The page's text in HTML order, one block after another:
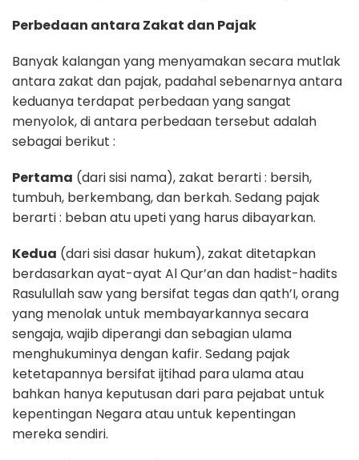
Perbedaan antara Zakat dan Pajak
Banyak kalangan yang menyamakan secara mutlak
antara zakat dan pajak, padahal sebenarnya antara
keduanya terdapat perbedaan yang sangat
menyolok, di antara perbedaan tersebut adalah
sebagai berikut :
Pertama (dari sisi nama), zakat berarti : bersih,
tumbuh, berkembang, dan berkah. Sedang pajak
berarti : beban atu upeti yang harus dibayarkan.
Kedua (dari sisi dasar hukum), zakat ditetapkan
berdasarkan ayat-ayat Al Qur’an dan hadist-hadits
Rasulullah saw yang bersifat tegas dan qath’I, orang
yang menolak untuk membayarkannya secara
sengaja, wajib diperangi dan sebagian ulama
menghukuminya dengan kafir. Sedang pajak
ketetapannya bersifat ijtihad para ulama atau
bahkan hanya keputusan dari para pejabat untuk
kepentingan Negara atau untuk kepentingan
mereka sendiri.